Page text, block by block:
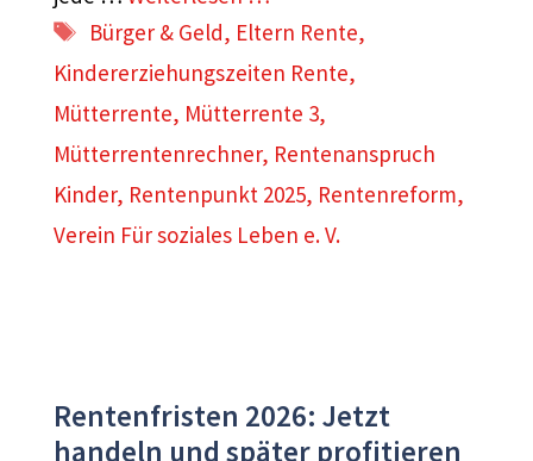
Schlagwörter
Bürger & Geld, Eltern Rente,
Kindererziehungszeiten Rente,
Mütterrente, Mütterrente 3,
Mütterrentenrechner, Rentenanspruch
Kinder, Rentenpunkt 2025, Rentenreform,
Verein Für soziales Leben e. V.
Rentenfristen 2026: Jetzt
handeln und später profitieren